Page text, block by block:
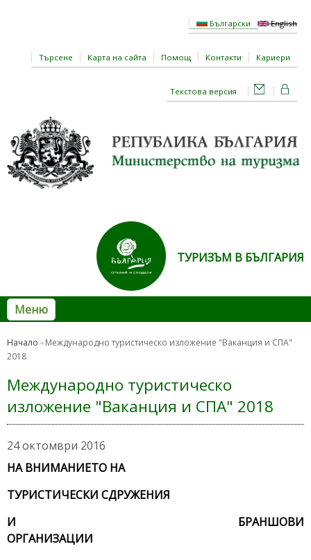
Български English
Търсене Карта на сайта Помощ Контакти Кариери
Текстова версия
ТУРИЗЪМ В БЪЛГАРИЯ
Меню
Начало
Международно туристическо изложение "Ваканция и СПА"
2018
Международно туристическо
изложение "Ваканция и СПА" 2018
24 октомври 2016
НА ВНИМАНИЕТО НА
ТУРИСТИЧЕСКИ СДРУЖЕНИЯ
И БРАНШОВИ